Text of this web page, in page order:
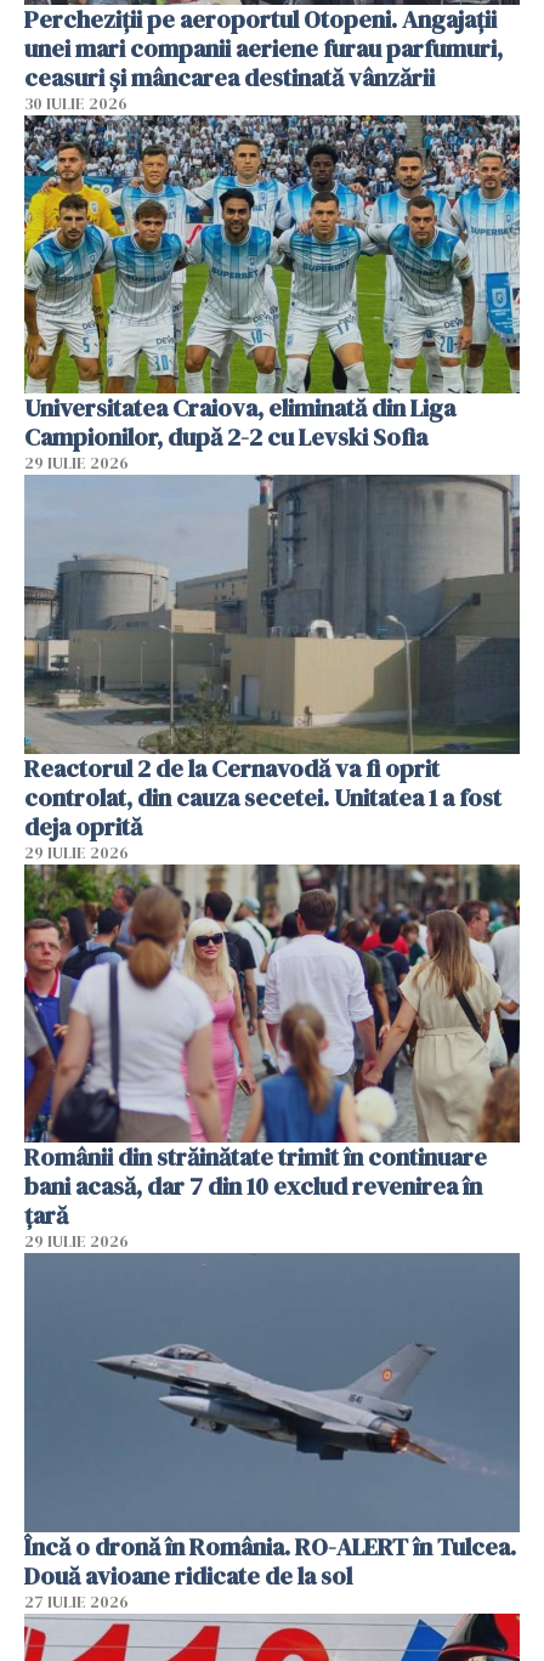
Percheziții pe aeroportul Otopeni. Angajații
unei mari companii aeriene furau parfumuri,
ceasuri și mâncarea destinată vânzării
30 IULIE 2026
Universitatea Craiova, eliminată din Liga
Campionilor, după 2-2 cu Levski Sofia
29 IULIE 2026
Reactorul 2 de la Cernavodă va fi oprit
controlat, din cauza secetei. Unitatea 1 a fost
deja oprită
29 IULIE 2026
Românii din străinătate trimit în continuare
bani acasă, dar 7 din 10 exclud revenirea în
țară
29 IULIE 2026
Încă o dronă în România. RO-ALERT în Tulcea.
Două avioane ridicate de la sol
27 IULIE 2026